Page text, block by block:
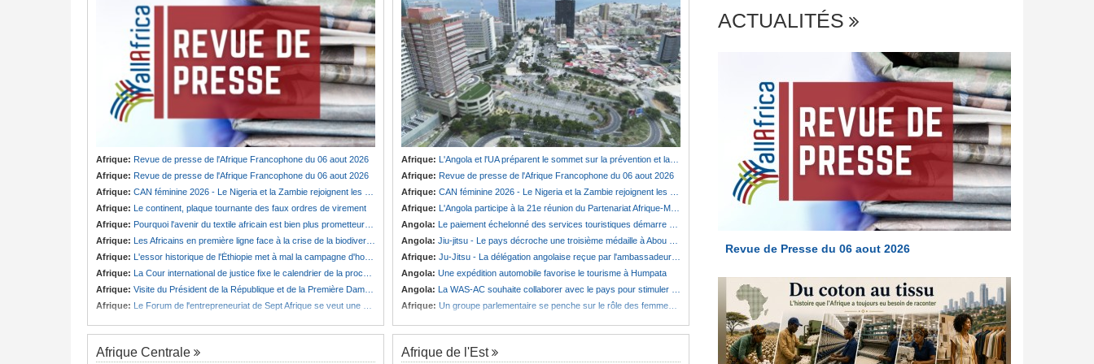
Afrique: Revue de presse de l'Afrique Francophone du 06 aout 2026
Afrique: Revue de presse de l'Afrique Francophone du 06 aout 2026
Afrique: CAN féminine 2026 - Le Nigeria et la Zambie rejoignent les quarts de finale
Afrique: Le continent, plaque tournante des faux ordres de virement
Afrique: Pourquoi l'avenir du textile africain est bien plus prometteur que ne le laissent penser les chiffres
Afrique: Les Africains en première ligne face à la crise de la biodiversité
Afrique: L'essor historique de l'Éthiopie met à mal la campagne d'hostilité menée par Le Caire
Afrique: La Cour international de justice fixe le calendrier de la procédure engagée par la RDC contre le Rwanda
Afrique: Visite du Président de la République et de la Première Dame à Yamoussoukro
Afrique: Le Forum de l'entrepreneuriat de Sept Afrique se veut une plateforme de mobilisation des investissements
Afrique: L'Angola et l'UA préparent le sommet sur la prévention et la résolution des conflits
Afrique: Revue de presse de l'Afrique Francophone du 06 aout 2026
Afrique: CAN féminine 2026 - Le Nigeria et la Zambie rejoignent les quarts de finale
Afrique: L'Angola participe à la 21e réunion du Partenariat Afrique-Monde arabe au Caire
Angola: Le paiement échelonné des services touristiques démarre ce jeudi
Angola: Jiu-jitsu - Le pays décroche une troisième médaille à Abou Dabi
Afrique: Ju-Jitsu - La délégation angolaise reçue par l'ambassadeur d'Angola aux Émirats arabes unis
Angola: Une expédition automobile favorise le tourisme à Humpata
Angola: La WAS-AC souhaite collaborer avec le pays pour stimuler l'aquaculture
Afrique: Un groupe parlementaire se penche sur le rôle des femmes dans l'interaction avec les communautés
Afrique Centrale Afrique de l'Est
ACTUALITÉS
Revue de Presse du 06 aout 2026